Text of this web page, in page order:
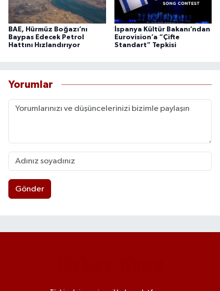
BAE, Hürmüz Boğazı’nı
Baypas Edecek Petrol
Hattını Hızlandırıyor
İspanya Kültür Bakanı’ndan
Eurovision’a “Çifte
Standart” Tepkisi
Yorumlar
Gönder